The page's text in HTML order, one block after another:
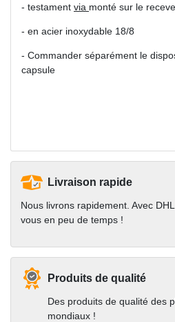
- testament via monté sur le
- en acier inoxydable 18/8
- Commander séparément le
capsule
Livraison rapide
Nous livrons rapidement. Avec
vous en peu de temps !
Produits de qualité
Des produits de qualité des
mondiaux !